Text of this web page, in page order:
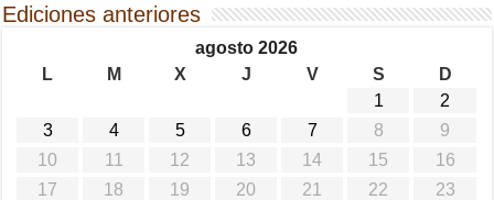
Ediciones anteriores
agosto 2026
L
M X J V S
D
1
2
3
4 5 6 7 8
9
10
11 12 13 14 15
16
17
18 19 20 21 22
23